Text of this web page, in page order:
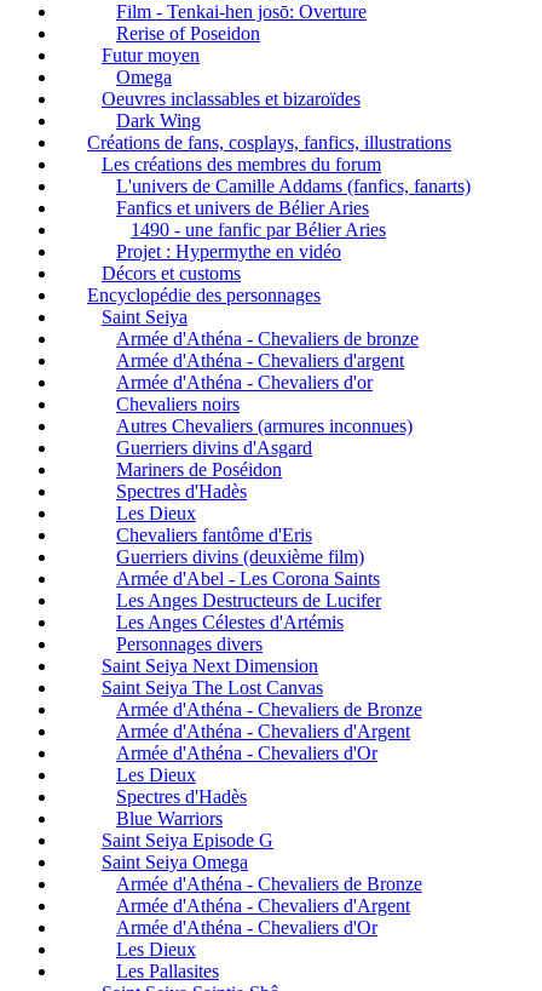
Film - Tenkai-hen josō: Overture
Rerise of Poseidon
Futur moyen
Omega
Oeuvres inclassables et bizaroïdes
Dark Wing
Créations de fans, cosplays, fanfics, illustrations
Les créations des membres du forum
L'univers de Camille Addams (fanfics, fanarts)
Fanfics et univers de Bélier Aries
1490 - une fanfic par Bélier Aries
Projet : Hypermythe en vidéo
Décors et customs
Encyclopédie des personnages
Saint Seiya
Armée d'Athéna - Chevaliers de bronze
Armée d'Athéna - Chevaliers d'argent
Armée d'Athéna - Chevaliers d'or
Chevaliers noirs
Autres Chevaliers (armures inconnues)
Guerriers divins d'Asgard
Mariners de Poséidon
Spectres d'Hadès
Les Dieux
Chevaliers fantôme d'Eris
Guerriers divins (deuxième film)
Armée d'Abel - Les Corona Saints
Les Anges Destructeurs de Lucifer
Les Anges Célestes d'Artémis
Personnages divers
Saint Seiya Next Dimension
Saint Seiya The Lost Canvas
Armée d'Athéna - Chevaliers de Bronze
Armée d'Athéna - Chevaliers d'Argent
Armée d'Athéna - Chevaliers d'Or
Les Dieux
Spectres d'Hadès
Blue Warriors
Saint Seiya Episode G
Saint Seiya Omega
Armée d'Athéna - Chevaliers de Bronze
Armée d'Athéna - Chevaliers d'Argent
Armée d'Athéna - Chevaliers d'Or
Les Dieux
Les Pallasites